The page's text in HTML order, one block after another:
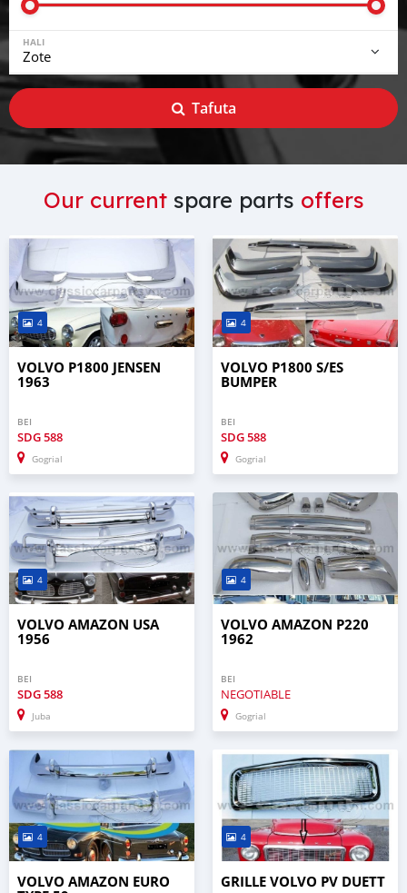
HALI
Tafuta
Our currentspare parts offers
4
VOLVO P1800 JENSEN
1963
BEI
SDG588
Gogrial
4
VOLVO P1800 S/ES
BUMPER
BEI
SDG588
Gogrial
4
VOLVO AMAZON USA
1956
BEI
SDG588
Juba
4
VOLVO AMAZON P220
1962
BEI
NEGOTIABLE
Gogrial
4
VOLVO AMAZON EURO
4
GRILLE VOLVO PV DUETT